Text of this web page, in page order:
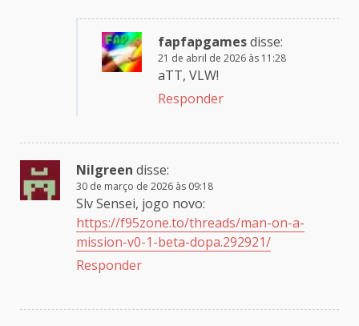
fapfapgamesdisse:
21 de abril de 2026 às 11:28
aTT, VLW!
Responder
Nilgreen disse:
30 de março de 2026 às 09:18
Slv Sensei, jogo novo:
https://f95zone.to/threads/man-on-a-
mission-v0-1-beta-dopa.292921/
Responder